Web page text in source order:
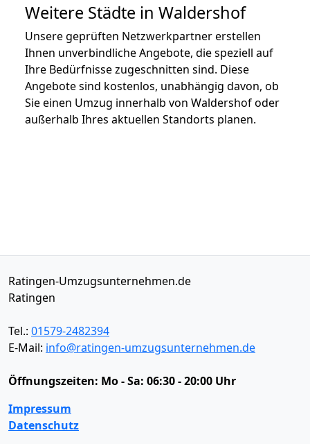
Weitere Städte in Waldershof
Unsere geprüften Netzwerkpartner erstellen
Ihnen unverbindliche Angebote, die speziell auf
Ihre Bedürfnisse zugeschnitten sind. Diese
Angebote sind kostenlos, unabhängig davon, ob
Sie einen Umzug innerhalb von Waldershof oder
außerhalb Ihres aktuellen Standorts planen.
Ratingen-Umzugsunternehmen.de
Ratingen
Tel.: 01579-2482394
E-Mail: info@ratingen-umzugsunternehmen.de
Öffnungszeiten: Mo - Sa: 06:30 - 20:00 Uhr
Impressum
Datenschutz